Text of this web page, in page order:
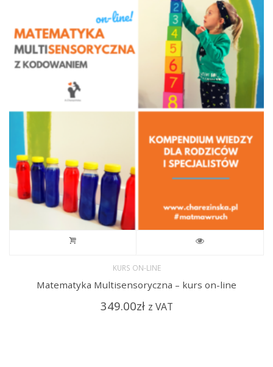
KURS ON-LINE
Matematyka Multisensoryczna – kurs on-line
349.00zł z VAT